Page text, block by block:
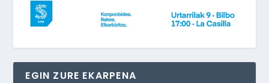
EGIN ZURE EKARPENA